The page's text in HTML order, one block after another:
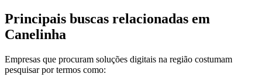
Principais buscas relacionadas em
Canelinha
Empresas que procuram soluções digitais na região costumam
pesquisar por termos como: